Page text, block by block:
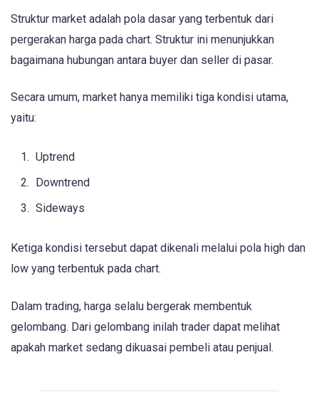
Struktur market adalah pola dasar yang terbentuk dari
pergerakan harga pada chart. Struktur ini menunjukkan
bagaimana hubungan antara buyer dan seller di pasar.
Secara umum, market hanya memiliki tiga kondisi utama,
yaitu:
Uptrend
Downtrend
Sideways
Ketiga kondisi tersebut dapat dikenali melalui pola high dan
low yang terbentuk pada chart.
Dalam trading, harga selalu bergerak membentuk
gelombang. Dari gelombang inilah trader dapat melihat
apakah market sedang dikuasai pembeli atau penjual.